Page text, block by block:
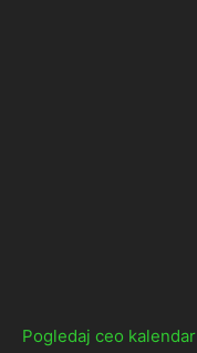
Pogledaj ceo kalendar